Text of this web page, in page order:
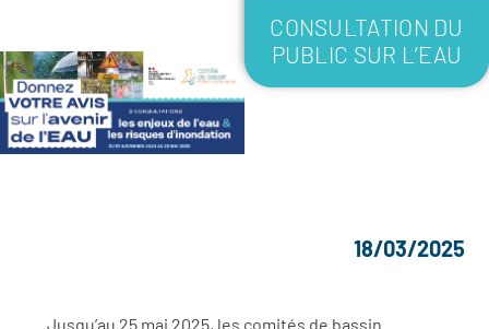
CONSULTATION DU
PUBLIC SUR L’EAU
18/03/2025
Jusqu’au 25 mai 2025, les comités de bassin